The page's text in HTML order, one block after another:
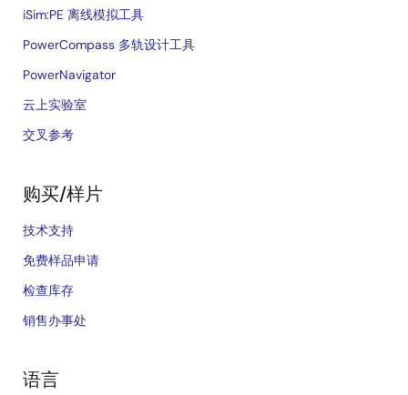
iSim:PE 离线模拟工具
PowerCompass 多轨设计工具
PowerNavigator
云上实验室
交叉参考
购买/样片
技术支持
免费样品申请
检查库存
销售办事处
语言